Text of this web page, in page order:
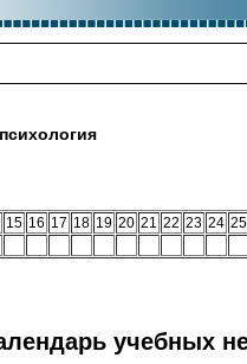
15 16 17 18 19 20 21 22 23 24 25
учебных